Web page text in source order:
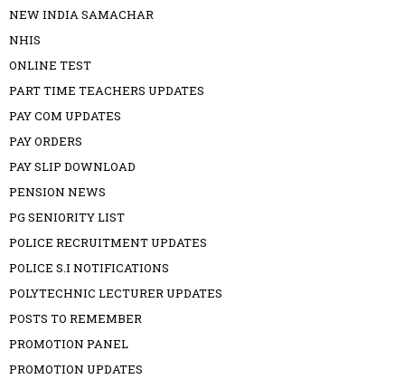
NEW INDIA SAMACHAR
NHIS
ONLINE TEST
PART TIME TEACHERS UPDATES
PAY COM UPDATES
PAY ORDERS
PAY SLIP DOWNLOAD
PENSION NEWS
PG SENIORITY LIST
POLICE RECRUITMENT UPDATES
POLICE S.I NOTIFICATIONS
POLYTECHNIC LECTURER UPDATES
POSTS TO REMEMBER
PROMOTION PANEL
PROMOTION UPDATES